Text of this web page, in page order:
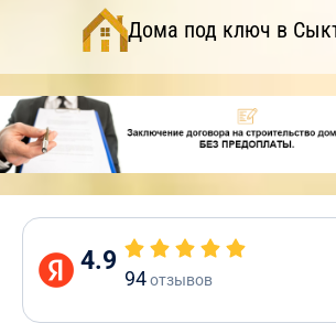
Дома под ключ в
4.9
94отзывов